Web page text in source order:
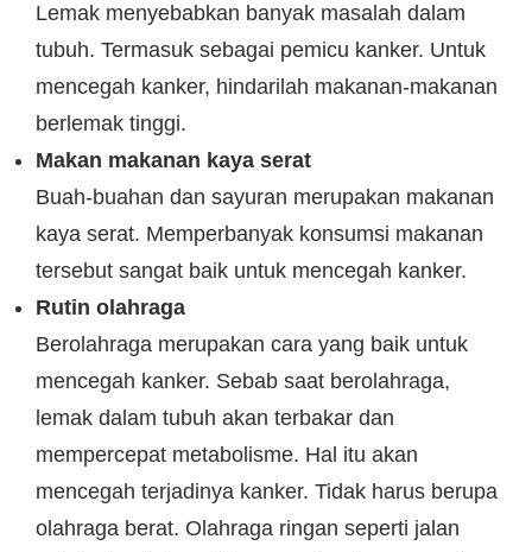
Lemak menyebabkan banyak masalah dalam
tubuh. Termasuk sebagai pemicu kanker. Untuk
mencegah kanker, hindarilah makanan-makanan
berlemak tinggi.
Makan makanan kaya serat
Buah-buahan dan sayuran merupakan makanan
kaya serat. Memperbanyak konsumsi makanan
tersebut sangat baik untuk mencegah kanker.
Rutin olahraga
Berolahraga merupakan cara yang baik untuk
mencegah kanker. Sebab saat berolahraga,
lemak dalam tubuh akan terbakar dan
mempercepat metabolisme. Hal itu akan
mencegah terjadinya kanker. Tidak harus berupa
olahraga berat. Olahraga ringan seperti jalan